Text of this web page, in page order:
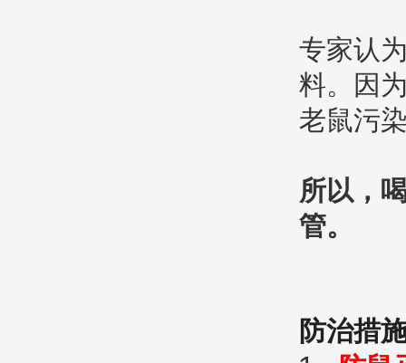
专家认
料。因
老鼠污
所以，
管。
防治措